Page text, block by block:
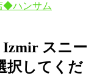
◆ハンサム
Izmir スニー
択してくだ